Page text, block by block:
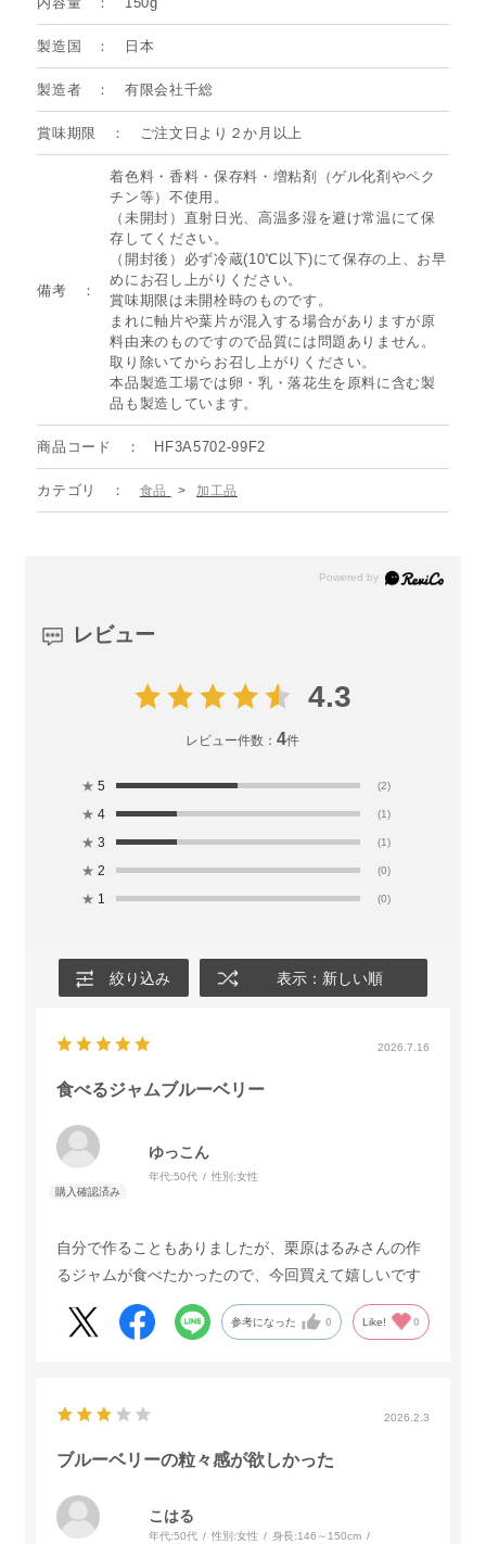
製造国 日本
製造者 有限会社千総
賞味期限 ご注文日より２か月以上
備考
着色料・香料・保存料・増粘剤（ゲル化剤やペク
チン等）不使用。
（未開封）直射日光、高温多湿を避け常温にて保
存してください。
（開封後）必ず冷蔵(10℃以下)にて保存の上、お早
めにお召し上がりください。
賞味期限は未開栓時のものです。
まれに軸片や葉片が混入する場合がありますが原
料由来のものですので品質には問題ありません。
取り除いてからお召し上がりください。
本品製造工場では卵・乳・落花生を原料に含む製
品も製造しています。
商品コード HF3A5702-99F2
カテゴリ 食品 > 加工品
レビュー
4.3
レビュー件数：4件
★ 5 (2)
★ 4 (1)
★ 3 (1)
★ 2 (0)
★ 1 (0)
絞り込み 表示：新しい順
2026.7.16
食べるジャムブルーベリー
ゆっこん
年代:50代 性別:女性
自分で作ることもありましたが、栗原はるみさんの作
るジャムが食べたかったので、今回買えて嬉しいです
参考になった 0 Like! 0
2026.2.3
ブルーベリーの粒々感が欲しかった
こはる
年代:50代 性別:女性 身長:146～150cm